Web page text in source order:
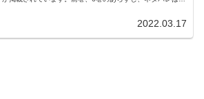
2022.03.17